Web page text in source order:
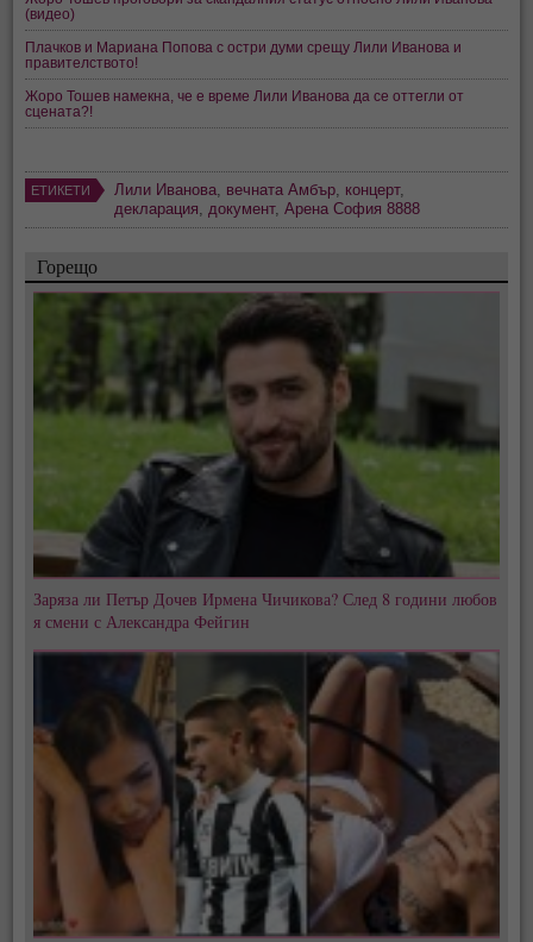
(видео)
Плачков и Мариана Попова с остри думи срещу Лили Иванова и
правителството!
Жоро Тошев намекна, че е време Лили Иванова да се оттегли от
сцената?!
ЕТИКЕТИ Лили Иванова вечната Амбър концерт,
декларация
документ,Арена София 8888
Горещо
Заряза ли Петър Дочев Ирмена Чичикова? След 8 години любов
я смени с Александра Фейгин